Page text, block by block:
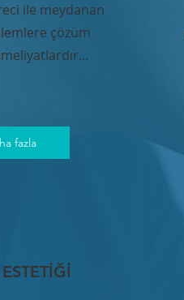
ile meydanan
çözüm
fazla